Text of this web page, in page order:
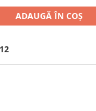
ADAUGĂ ÎN COȘ